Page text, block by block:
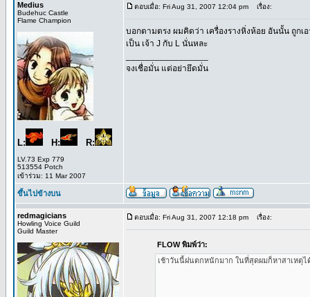
Medius
Budehuc Castle
Flame Champion
L: H: R:
LV.73 Exp 779
513554 Potch
เข้าร่วม: 11 Mar 2007
ตอบเมื่อ: Fri Aug 31, 2007 12:04 pm เรื่อง:
บอกตามตรง ผมคิดว่า เครื่องรางหิ่งห้อย อันนั้น ถูก
เป็น เจ้า J กับ L นั่นหละ
จงเชื่อมั่น แต่อย่ายึดมั่น
ขึ้นไปข้างบน
redmagicians
Howling Voice Guild
Guild Master
ตอบเมื่อ: Fri Aug 31, 2007 12:18 pm เรื่อง:
FLOW พิมพ์ว่า:
เช้าวันนี้ฝนตกหนักมาก ในที่สุดผมก็หาสาเหตุไ